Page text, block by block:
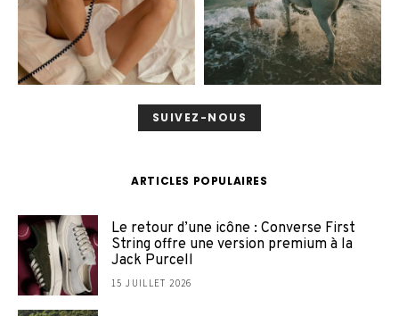
SUIVEZ-NOUS
ARTICLES POPULAIRES
Le retour d’une icône : Converse First
String offre une version premium à la
Jack Purcell
15 JUILLET 2026